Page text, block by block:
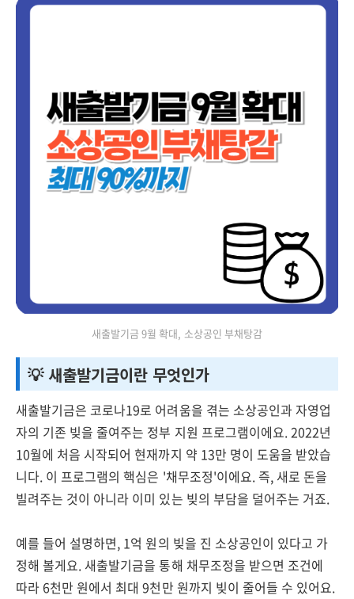
새출발기금 9월 확대, 소상공인 부채탕감
💡 새출발기금이란 무엇인가
새출발기금은 코로나19로 어려움을 겪는 소상공인과 자영업
자의 기존 빚을 줄여주는 정부 지원 프로그램이에요. 2022년
10월에 처음 시작되어 현재까지 약 13만 명이 도움을 받았습
니다. 이 프로그램의 핵심은 '채무조정'이에요. 즉, 새로 돈을
빌려주는 것이 아니라 이미 있는 빚의 부담을 덜어주는 거죠.
예를 들어 설명하면, 1억 원의 빚을 진 소상공인이 있다고 가
정해 볼게요. 새출발기금을 통해 채무조정을 받으면 조건에
따라 6천만 원에서 최대 9천만 원까지 빚이 줄어들 수 있어요.